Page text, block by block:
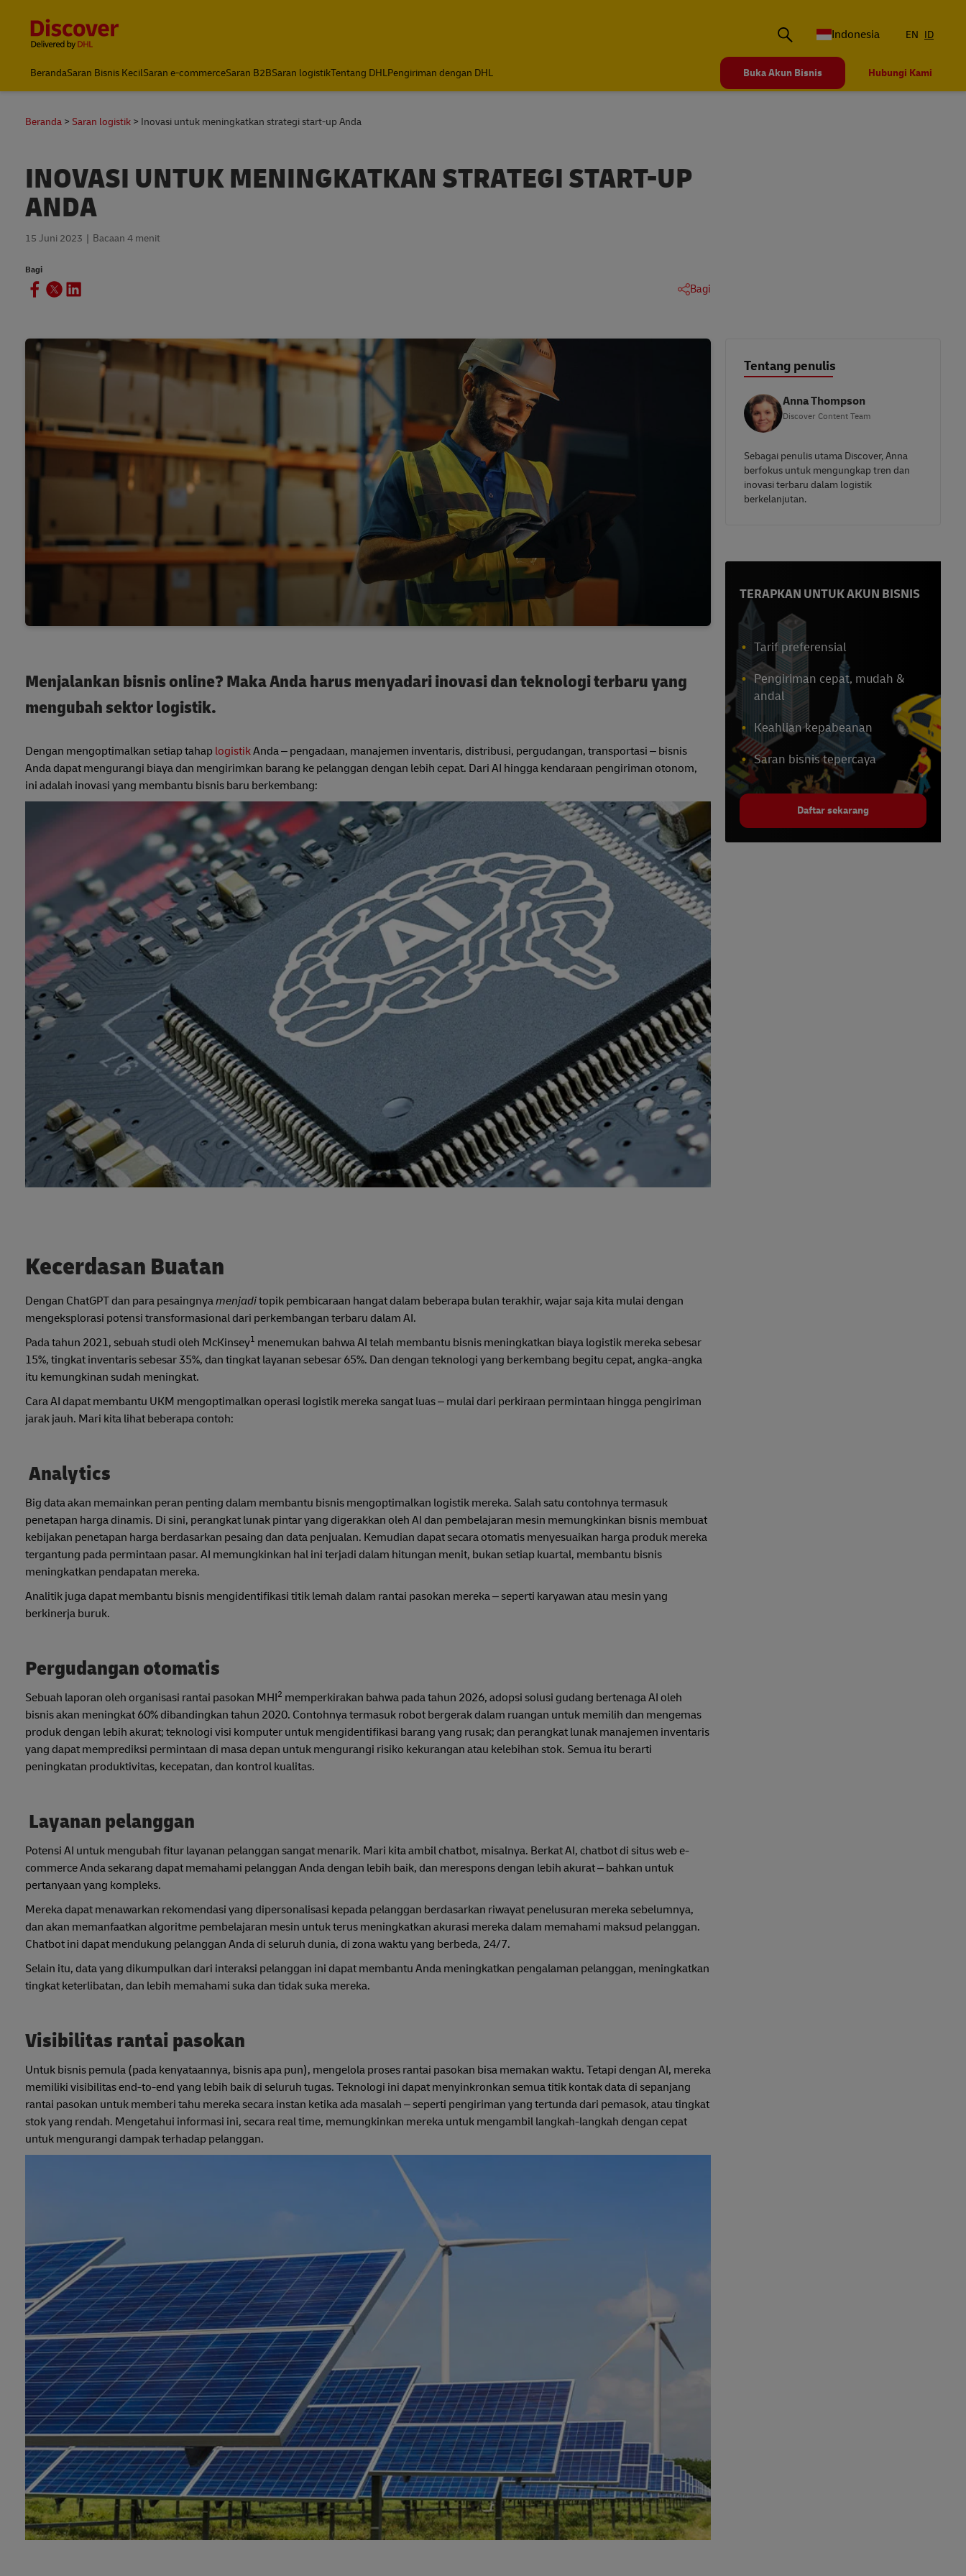
DHL Express Indonesia
Indonesia EN ID
BerandaSaran Bisnis KecilSaran e-commerceSaran B2BSaran logistikTentang DHLPengiriman dengan DHL Buka Akun Bisnis Hubungi Kami
Beranda Saran logistik Inovasi untuk meningkatkan strategi start-up Anda
INOVASI UNTUK MENINGKATKAN STRATEGI START-UP
ANDA
15 Juni 2023 Bacaan 4 menit
Bagi
Bagi
Menjalankan bisnis online? Maka Anda harus menyadari inovasi dan teknologi terbaru yang
mengubah sektor logistik.
Dengan mengoptimalkan setiap tahap logistikAnda – pengadaan, manajemen inventaris, distribusi, pergudangan, transportasi – bisnis
Anda dapat mengurangi biaya dan mengirimkan barang ke pelanggan dengan lebih cepat. Dari AI hingga kendaraan pengiriman otonom,
ini adalah inovasi yang membantu bisnis baru berkembang:
Kecerdasan Buatan
Dengan ChatGPT dan para pesaingnyamenjaditopik pembicaraan hangat dalam beberapa bulan terakhir, wajar saja kita mulai dengan
mengeksplorasi potensi transformasional dari perkembangan terbaru dalam AI.
Pada tahun 2021, sebuah studi oleh McKinsey1 menemukan bahwa AI telah membantu bisnis meningkatkan biaya logistik mereka sebesar
15%, tingkat inventaris sebesar 35%, dan tingkat layanan sebesar 65%. Dan dengan teknologi yang berkembang begitu cepat, angka-angka
itu kemungkinan sudah meningkat.
Cara AI dapat membantu UKM mengoptimalkan operasi logistik mereka sangat luas – mulai dari perkiraan permintaan hingga pengiriman
jarak jauh. Mari kita lihat beberapa contoh:
Analytics
Big data akan memainkan peran penting dalam membantu bisnis mengoptimalkan logistik mereka. Salah satu contohnya termasuk
penetapan harga dinamis. Di sini, perangkat lunak pintar yang digerakkan oleh AI dan pembelajaran mesin memungkinkan bisnis membuat
kebijakan penetapan harga berdasarkan pesaing dan data penjualan. Kemudian dapat secara otomatis menyesuaikan harga produk mereka
tergantung pada permintaan pasar. AI memungkinkan hal ini terjadi dalam hitungan menit, bukan setiap kuartal, membantu bisnis
meningkatkan pendapatan mereka.
Analitik juga dapat membantu bisnis mengidentifikasi titik lemah dalam rantai pasokan mereka – seperti karyawan atau mesin yang
berkinerja buruk.
Pergudangan otomatis
Sebuah laporan oleh organisasi rantai pasokan MHI2 memperkirakan bahwa pada tahun 2026, adopsi solusi gudang bertenaga AI oleh
bisnis akan meningkat 60% dibandingkan tahun 2020. Contohnya termasuk robot bergerak dalam ruangan untuk memilih dan mengemas
produk dengan lebih akurat; teknologi visi komputer untuk mengidentifikasi barang yang rusak; dan perangkat lunak manajemen inventaris
yang dapat memprediksi permintaan di masa depan untuk mengurangi risiko kekurangan atau kelebihan stok. Semua itu berarti
peningkatan produktivitas, kecepatan, dan kontrol kualitas.
Layanan pelanggan
Potensi AI untuk mengubah fitur layanan pelanggan sangat menarik. Mari kita ambil chatbot, misalnya. Berkat AI, chatbot di situs web e-
commerce Anda sekarang dapat memahami pelanggan Anda dengan lebih baik, dan merespons dengan lebih akurat – bahkan untuk
pertanyaan yang kompleks.
Mereka dapat menawarkan rekomendasi yang dipersonalisasi kepada pelanggan berdasarkan riwayat penelusuran mereka sebelumnya,
dan akan memanfaatkan algoritme pembelajaran mesin untuk terus meningkatkan akurasi mereka dalam memahami maksud pelanggan.
Chatbot ini dapat mendukung pelanggan Anda di seluruh dunia, di zona waktu yang berbeda, 24/7.
Selain itu, data yang dikumpulkan dari interaksi pelanggan ini dapat membantu Anda meningkatkan pengalaman pelanggan, meningkatkan
tingkat keterlibatan, dan lebih memahami suka dan tidak suka mereka.
Visibilitas rantai pasokan
Untuk bisnis pemula (pada kenyataannya, bisnis apa pun), mengelola proses rantai pasokan bisa memakan waktu. Tetapi dengan AI, mereka
memiliki visibilitas end-to-end yang lebih baik di seluruh tugas. Teknologi ini dapat menyinkronkan semua titik kontak data di sepanjang
rantai pasokan untuk memberi tahu mereka secara instan ketika ada masalah – seperti pengiriman yang tertunda dari pemasok, atau tingkat
stok yang rendah. Mengetahui informasi ini, secara real time, memungkinkan mereka untuk mengambil langkah-langkah dengan cepat
untuk mengurangi dampak terhadap pelanggan.
Tentang penulis
Anna Thompson
Discover Content Team
Sebagai penulis utama Discover, Anna
berfokus untuk mengungkap tren dan
inovasi terbaru dalam logistik
berkelanjutan.
TERAPKAN UNTUK AKUN BISNIS
Tarif preferensial
Pengiriman cepat, mudah &
andal
Keahlian kepabeanan
Saran bisnis tepercaya
Daftar sekarang